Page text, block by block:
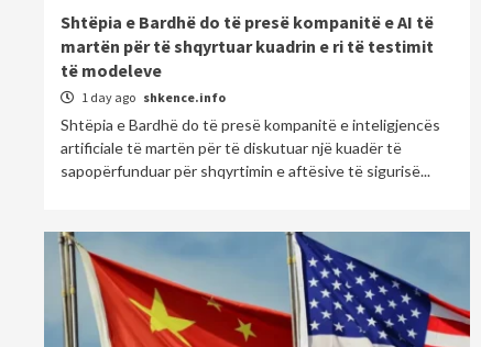
Shtëpia e Bardhë do të presë kompanitë e AI të
martën për të shqyrtuar kuadrin e ri të testimit
të modeleve
1 day ago shkence.info
Shtëpia e Bardhë do të presë kompanitë e inteligjencës
artificiale të martën për të diskutuar një kuadër të
sapopërfunduar për shqyrtimin e aftësive të sigurisë...